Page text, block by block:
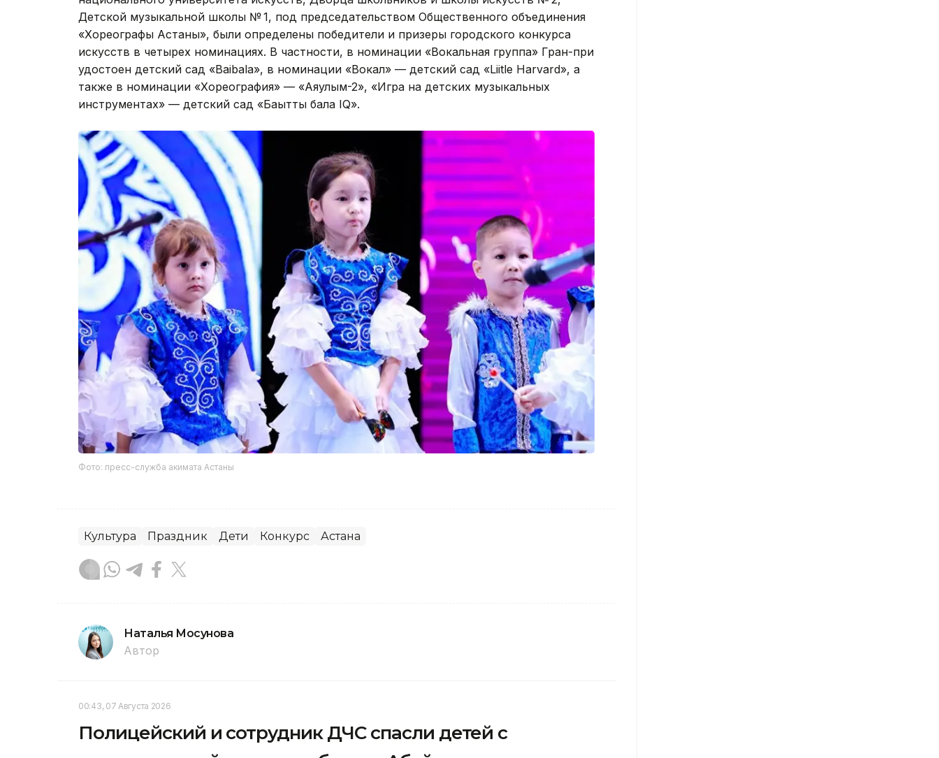
Детской музыкальной школы № 1, под председательством Общественного объединения
«Хореографы Астаны», были определены победители и призеры городского конкурса
искусств в четырех номинациях. В частности, в номинации «Вокальная группа» Гран-при
удостоен детский сад «Baibala», в номинации «Вокал» — детский сад «Liitle Harvard», а
также в номинации «Хореография» — «Аяулым-2», «Игра на детских музыкальных
инструментах» — детский сад «Бақытты бала IQ».
Фото: пресс-служба акимата Астаны
Культура Праздник Дети Конкурс Астана
Наталья Мосунова
Автор
00:43, 07 Августа 2026
Полицейский и сотрудник ДЧС спасли детей с